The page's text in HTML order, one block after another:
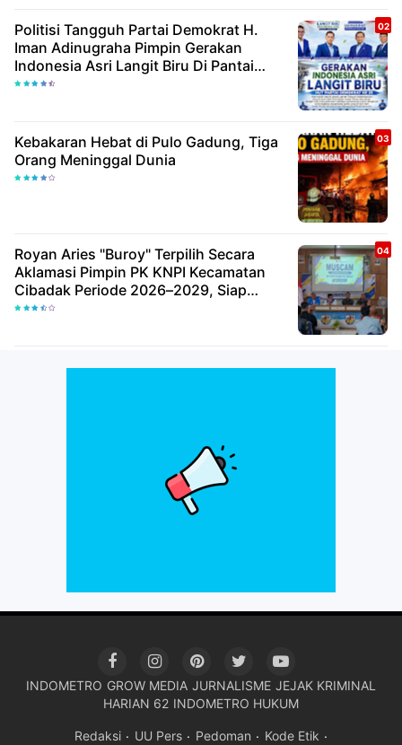
Politisi Tangguh Partai Demokrat H.
Iman Adinugraha Pimpin Gerakan
Indonesia Asri Langit Biru Di Pantai
Citepus
Kebakaran Hebat di Pulo Gadung, Tiga
Orang Meninggal Dunia
Royan Aries "Buroy" Terpilih Secara
Aklamasi Pimpin PK KNPI Kecamatan
Cibadak Periode 2026–2029, Siap
Wujudkan Pemuda Inovatif Dan
INDOMETRO GROW MEDIA JURNALISME JEJAK KRIMINAL
HARIAN 62 INDOMETRO HUKUM
Redaksi UU Pers Pedoman Kode Etik